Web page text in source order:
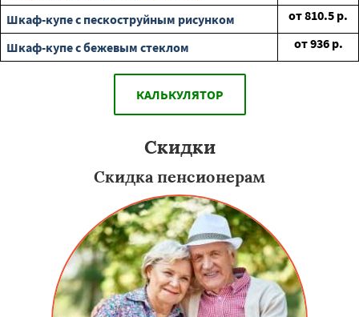
Шкаф-купе с пескоструйным рисунком
от810.5 р.
Шкаф-купе с бежевым стеклом
от936 р.
КАЛЬКУЛЯТОР
Скидки
Скидка пенсионерам